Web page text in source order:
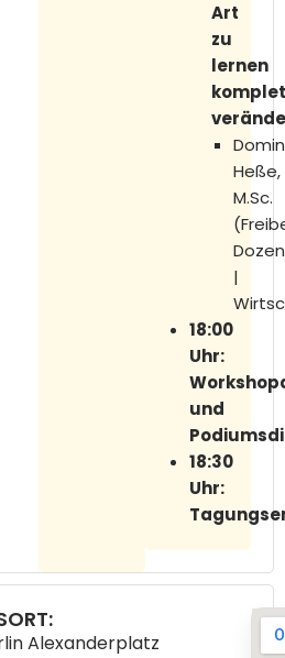
Art
zu
lernen
Heße,
M.Sc.
|
18:00
Uhr:
und
18:30
Uhr:
Alexanderplatz